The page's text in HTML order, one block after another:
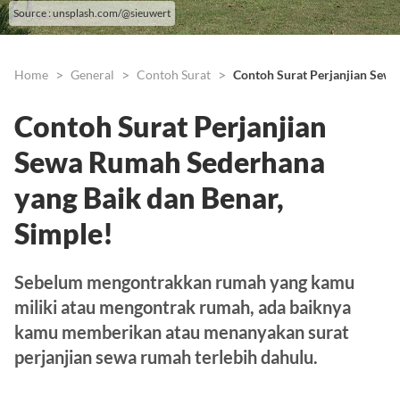
Source : unsplash.com/@sieuwert
Home General Contoh Surat Contoh Surat Perjanjian
Contoh Surat Perjanjian
Sewa Rumah Sederhana
yang Baik dan Benar,
Simple!
Sebelum mengontrakkan rumah yang kamu
miliki atau mengontrak rumah, ada baiknya
kamu memberikan atau menanyakan surat
perjanjian sewa rumah terlebih dahulu.